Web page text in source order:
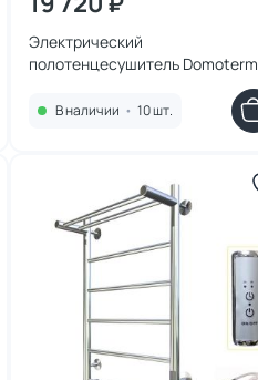
Электрический
полотенцесушитель Domoterm
Медея DMT П10 500х1000 ЧРН
R черный 500х1000
В наличии • 10 шт.